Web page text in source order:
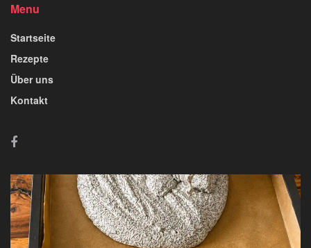
Menu
Startseite
Rezepte
Über uns
Kontakt